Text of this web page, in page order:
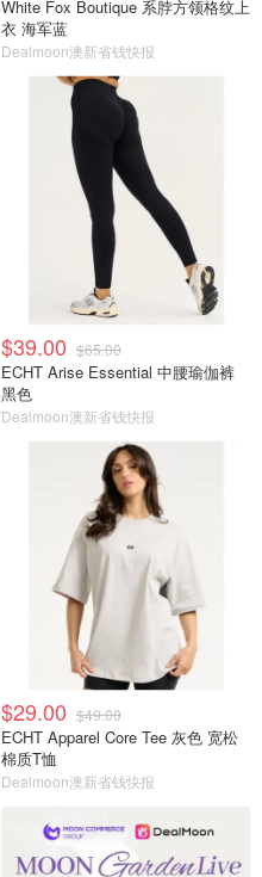
White Fox Boutique 系脖方领格纹上
衣 海军蓝
Dealmoon澳新省钱快报
$39.00 $65.00
ECHT Arise Essential 中腰瑜伽裤
黑色
Dealmoon澳新省钱快报
$29.00 $49.00
ECHT Apparel Core Tee 灰色 宽松
棉质T恤
Dealmoon澳新省钱快报